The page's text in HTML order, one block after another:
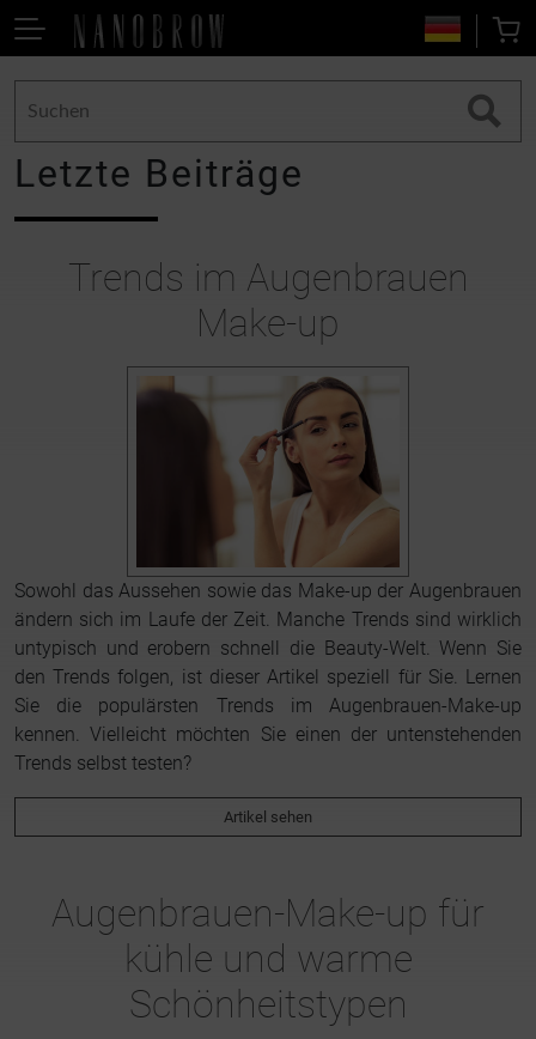
Letzte Beiträge
Trends im Augenbrauen
Make-up
Sowohl das Aussehen sowie das Make-up der Augenbrauen
ändern sich im Laufe der Zeit. Manche Trends sind wirklich
untypisch und erobern schnell die Beauty-Welt. Wenn Sie
den Trends folgen, ist dieser Artikel speziell für Sie. Lernen
Sie die populärsten Trends im Augenbrauen-Make-up
kennen. Vielleicht möchten Sie einen der untenstehenden
Trends selbst testen?
Artikel sehen
Augenbrauen-Make-up für
kühle und warme
Schönheitstypen